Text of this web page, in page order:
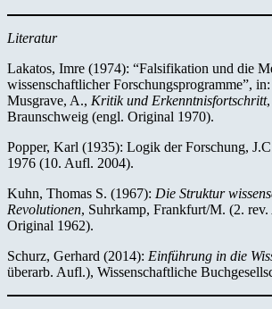
Literatur
Lakatos, Imre (1974): “Falsifikation und die
wissenschaftlicher Forschungsprogramme”,
Musgrave, A., Kritik und Erkenntnisfortschritt
Braunschweig (engl. Original 1970).
Popper, Karl (1935): Logik der Forschung,
1976 (10. Aufl. 2004).
Kuhn, Thomas S. (1967): Die Struktur
Revolutionen, Suhrkamp, Frankfurt/M. (2.
Original 1962).
Schurz, Gerhard (2014): Einführung in die
überarb. Aufl.), Wissenschaftliche